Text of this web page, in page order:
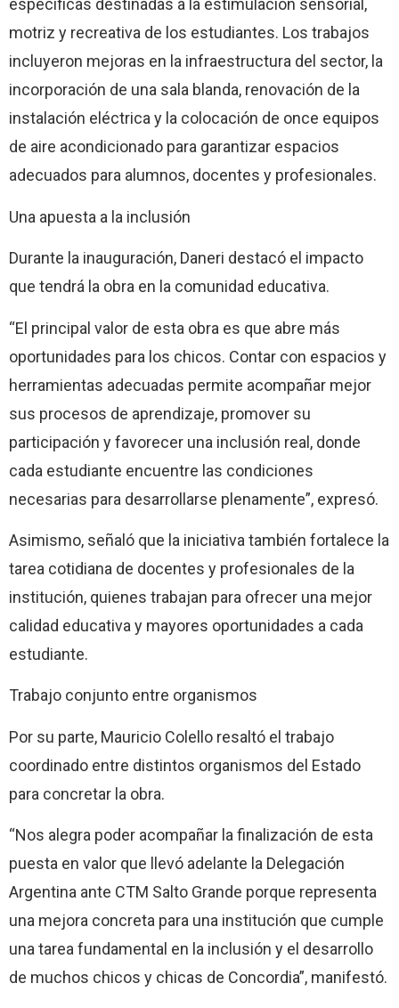
específicas destinadas a la estimulación sensorial,
motriz y recreativa de los estudiantes. Los trabajos
incluyeron mejoras en la infraestructura del sector, la
incorporación de una sala blanda, renovación de la
instalación eléctrica y la colocación de once equipos
de aire acondicionado para garantizar espacios
adecuados para alumnos, docentes y profesionales.
Una apuesta a la inclusión
Durante la inauguración, Daneri destacó el impacto
que tendrá la obra en la comunidad educativa.
“El principal valor de esta obra es que abre más
oportunidades para los chicos. Contar con espacios y
herramientas adecuadas permite acompañar mejor
sus procesos de aprendizaje, promover su
participación y favorecer una inclusión real, donde
cada estudiante encuentre las condiciones
necesarias para desarrollarse plenamente”, expresó.
Asimismo, señaló que la iniciativa también fortalece la
tarea cotidiana de docentes y profesionales de la
institución, quienes trabajan para ofrecer una mejor
calidad educativa y mayores oportunidades a cada
estudiante.
Trabajo conjunto entre organismos
Por su parte, Mauricio Colello resaltó el trabajo
coordinado entre distintos organismos del Estado
para concretar la obra.
“Nos alegra poder acompañar la finalización de esta
puesta en valor que llevó adelante la Delegación
Argentina ante CTM Salto Grande porque representa
una mejora concreta para una institución que cumple
una tarea fundamental en la inclusión y el desarrollo
de muchos chicos y chicas de Concordia”, manifestó.